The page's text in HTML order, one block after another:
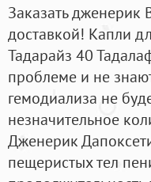
Заказать дженерик
доставкой! Капли
Тадарайз 40
проблеме и не
гемодиализа не
незначительное
Дженерик
пещеристых тел